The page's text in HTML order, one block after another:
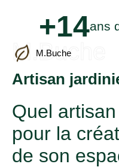
+14ans
M.Buche
M.Buche
Artisan
Quel
pour la
de son